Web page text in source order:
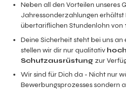
Neben all den Vorteilen unseres
Jahressonderzahlungen erhältst
übertariflichen Stundenlohn von
Deine Sicherheit steht bei uns
stellen wir dir nur qualitativ
Schutzausrüstung zur
Wir sind für Dich da - Nicht nur
Bewerbungsprozesses sondern